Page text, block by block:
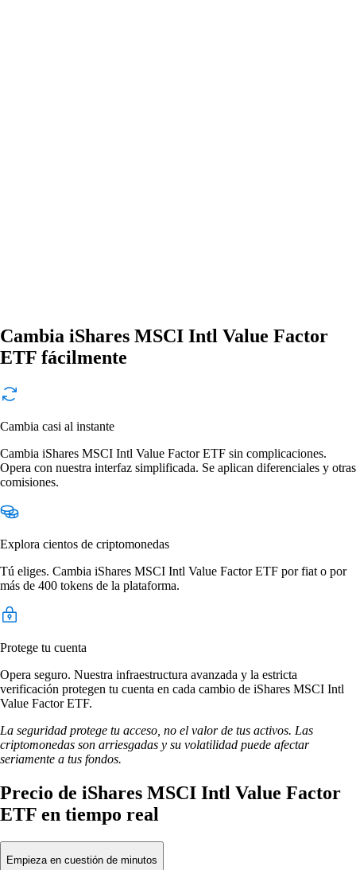
Cambia iShares MSCI Intl Value Factor
ETF fácilmente
Cambia casi al instante
Cambia iShares MSCI Intl Value Factor ETF sin complicaciones.
Opera con nuestra interfaz simplificada. Se aplican diferenciales y otras
comisiones.
Explora cientos de criptomonedas
Tú eliges. Cambia iShares MSCI Intl Value Factor ETF por fiat o por
más de 400 tokens de la plataforma.
Protege tu cuenta
Opera seguro. Nuestra infraestructura avanzada y la estricta
verificación protegen tu cuenta en cada cambio de iShares MSCI Intl
Value Factor ETF.
La seguridad protege tu acceso, no el valor de tus activos. Las
criptomonedas son arriesgadas y su volatilidad puede afectar
seriamente a tus fondos.
Precio de iShares MSCI Intl Value Factor
ETF en tiempo real
Empieza en cuestión de minutos